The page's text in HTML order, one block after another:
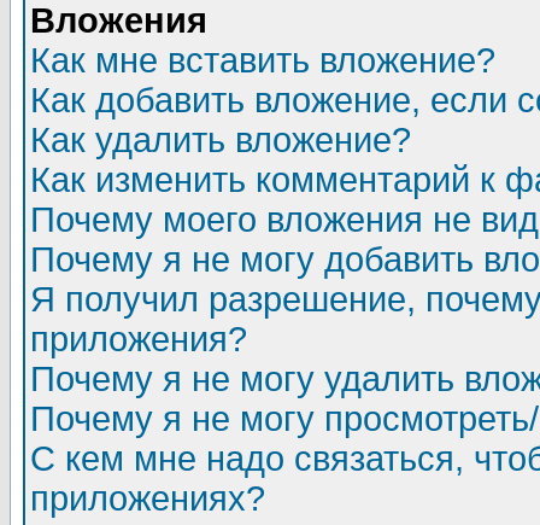
Вложения
Как мне вставить вложение?
Как добавить вложение, если
Как удалить вложение?
Как изменить комментарий к
Почему моего вложения не
Почему я не могу добавить
Я получил разрешение,
приложения?
Почему я не могу удалить
Почему я не могу
С кем мне надо связаться,
приложениях?